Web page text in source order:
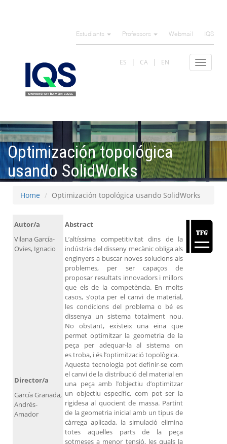
Estudiants Professors Webmail IQS
Toggle
ES CA EN
Optimización topológica
usando SolidWorks
Home Optimización topológica usando SolidWorks
Autor/a
Vilana García-
Ovies, Ignacio
Abstract
L’altíssima competitivitat dins de la
indústria del disseny mecànic obliga als
enginyers a buscar noves solucions als
problemes, per ser capaços de
proposar resultats innovadors i millors
que els de la competència. En molts
casos, s’opta per el canvi de material,
les condicions del problema o bé es
dissenya un sistema totalment nou.
No obstant, existeix una eina que
permet optimitzar la geometria de la
peça per adequar-la al sistema on
es troba, i és l’optimització topològica.
Aquesta tecnologia pot definir-se com
el canvi de la distribució del material en
una peça amb l’objectiu d’optimitzar
un objectiu específic, com pot ser la
rigidesa al quocient de massa. Partint
de la geometria inicial amb un tipus de
càrrega aplicada, la simulació elimina
totes aquelles parts de la peça
sotmeses a menor tensió, les quals la
Director/a
García Granada,
Andrés-
Amador